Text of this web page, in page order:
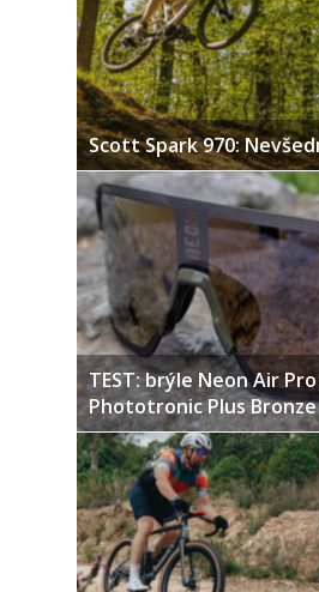
Scott Spark 970:
TEST: brýle Neon Air
Phototronic Plus Bronze